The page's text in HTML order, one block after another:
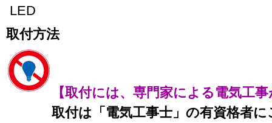
LED
取付方法
【取付には、専門家による電気工
取付は「電気工事士」の有資格者